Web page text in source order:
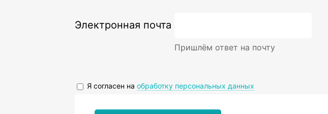
Электронная почта
Пришлём ответ на почту
Я согласен на обработку персональных данных